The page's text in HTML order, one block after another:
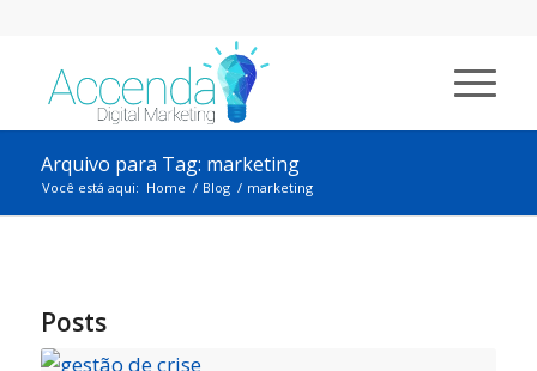
Arquivo para Tag: marketing
Você está aqui: Home / Blog / marketing
Posts